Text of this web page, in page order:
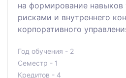
на формирование навыков
рисками и внутреннего
корпоративного
Год обучения - 2
Семестр - 1
Кредитов - 4